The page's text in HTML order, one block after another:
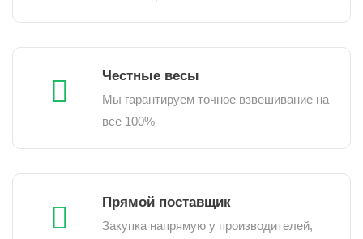
Честные весы
Мы гарантируем точное взвешивание на
все 100%
Прямой поставщик
Закупка напрямую у производителей,